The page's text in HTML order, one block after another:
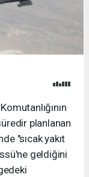
planlanan
"sıcak yakıt
geldiğini